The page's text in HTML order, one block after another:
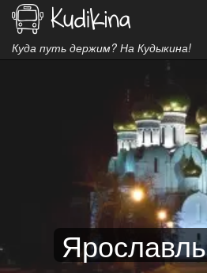
Куда путь держим? На Кудыкина!
Ярославль